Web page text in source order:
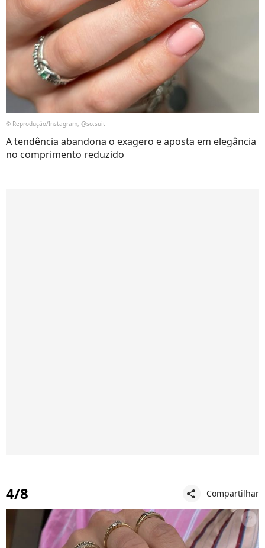
© Reprodução/Instagram, @so.suit_
A tendência abandona o exagero e aposta em elegância
no comprimento reduzido
4/8 share Compartilhar